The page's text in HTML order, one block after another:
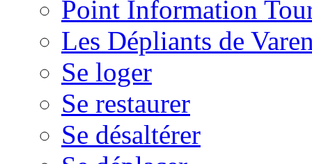
Point Information
Les Dépliants de
Se loger
Se restaurer
Se désaltérer